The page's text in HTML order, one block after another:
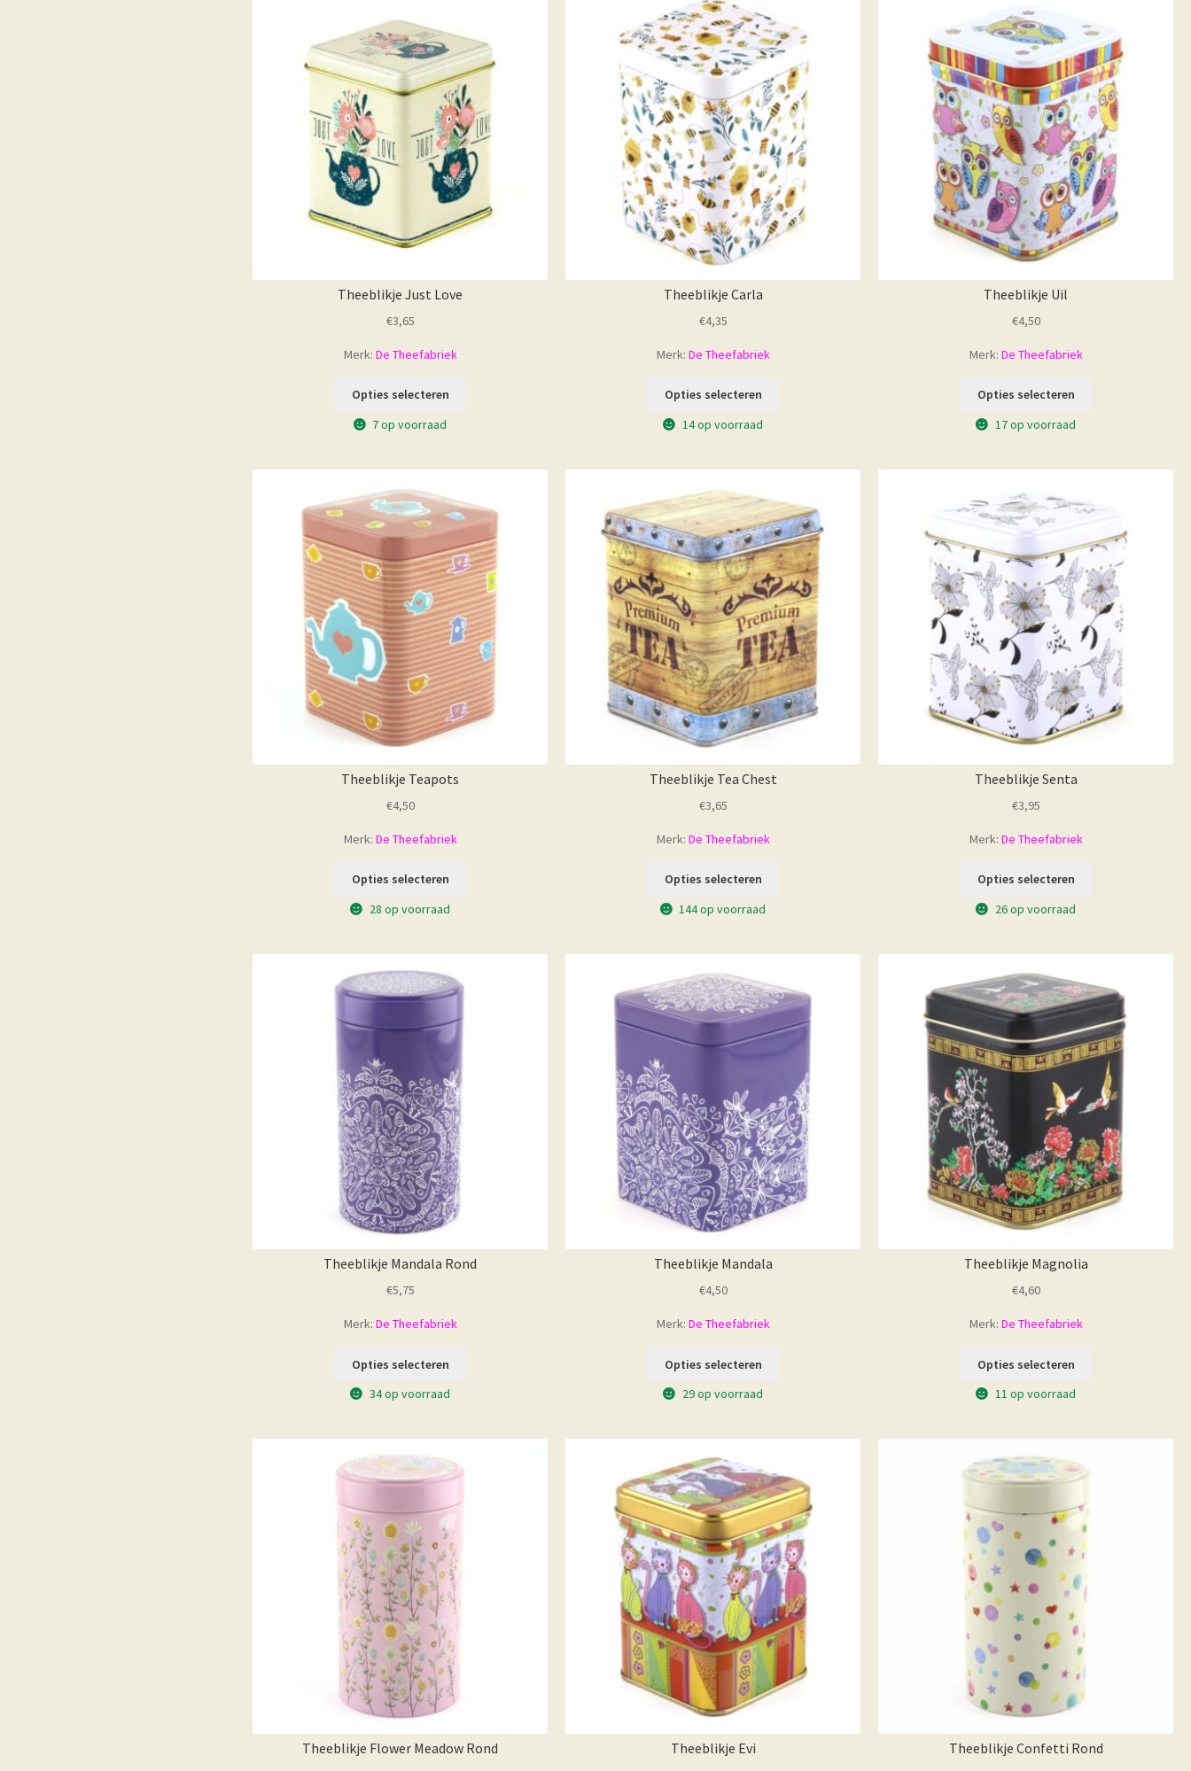
Theeblikje Just Love
€3,65
Merk: De Theefabriek
Opties selecteren
7 op voorraad
Theeblikje Carla
€4,35
Merk: De Theefabriek
Opties selecteren
14 op voorraad
Theeblikje Uil
€4,50
Merk: De Theefabriek
Opties selecteren
17 op voorraad
Theeblikje Teapots
€4,50
Merk: De Theefabriek
Opties selecteren
28 op voorraad
Theeblikje Tea Chest
€3,65
Merk: De Theefabriek
Opties selecteren
144 op voorraad
Theeblikje Senta
€3,95
Merk: De Theefabriek
Opties selecteren
26 op voorraad
Theeblikje Mandala Rond
€5,75
Merk: De Theefabriek
Opties selecteren
34 op voorraad
Theeblikje Mandala
€4,50
Merk: De Theefabriek
Opties selecteren
29 op voorraad
Theeblikje Magnolia
€4,60
Merk: De Theefabriek
Opties selecteren
11 op voorraad
Theeblikje Flower Meadow Rond Theeblikje Evi Theeblikje Confetti Rond